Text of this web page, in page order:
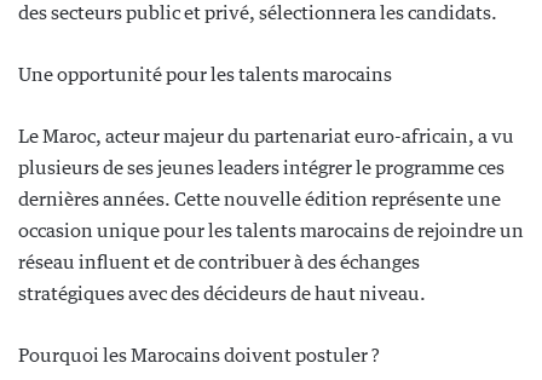
des secteurs public et privé, sélectionnera les candidats.
Une opportunité pour les talents marocains
Le Maroc, acteur majeur du partenariat euro-africain, a vu
plusieurs de ses jeunes leaders intégrer le programme ces
dernières années. Cette nouvelle édition représente une
occasion unique pour les talents marocains de rejoindre un
réseau influent et de contribuer à des échanges
stratégiques avec des décideurs de haut niveau.
Pourquoi les Marocains doivent postuler ?